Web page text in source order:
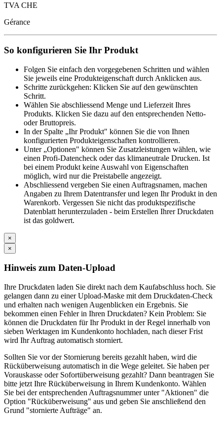
TVA CHE
Gérance
So konfigurieren Sie Ihr Produkt
Folgen Sie einfach den vorgegebenen Schritten und wählen
Sie jeweils eine Produkteigenschaft durch Anklicken aus.
Schritte zurückgehen: Klicken Sie auf den gewünschten
Schritt.
Wählen Sie abschliessend Menge und Lieferzeit Ihres
Produkts. Klicken Sie dazu auf den entsprechenden Netto-
oder Bruttopreis.
In der Spalte „Ihr Produkt" können Sie die von Ihnen
konfigurierten Produkteigenschaften kontrollieren.
Unter „Optionen" können Sie Zusatzleistungen wählen, wie
einen Profi-Datencheck oder das klimaneutrale Drucken. Ist
bei einem Produkt keine Auswahl von Eigenschaften
möglich, wird nur die Preistabelle angezeigt.
Abschliessend vergeben Sie einen Auftragsnamen, machen
Angaben zu Ihrem Datentransfer und legen Ihr Produkt in den
Warenkorb. Vergessen Sie nicht das produktspezifische
Datenblatt herunterzuladen - beim Erstellen Ihrer Druckdaten
ist das goldwert.
×
×
Hinweis zum Daten-Upload
Ihre Druckdaten laden Sie direkt nach dem Kaufabschluss hoch. Sie
gelangen dann zu einer Upload-Maske mit dem Druckdaten-Check
und erhalten nach wenigen Augenblicken ein Ergebnis. Sie
bekommen einen Fehler in Ihren Druckdaten? Kein Problem: Sie
können die Druckdaten für Ihr Produkt in der Regel innerhalb von
sieben Werktagen im Kundenkonto hochladen, nach dieser Frist
wird Ihr Auftrag automatisch storniert.
Sollten Sie vor der Stornierung bereits gezahlt haben, wird die
Rücküberweisung automatisch in die Wege geleitet. Sie haben per
Vorauskasse oder Sofortüberweisung gezahlt? Dann beantragen Sie
bitte jetzt Ihre Rücküberweisung in Ihrem Kundenkonto. Wählen
Sie bei der entsprechenden Auftragsnummer unter "Aktionen" die
Option "Rücküberweisung" aus und geben Sie anschließend den
Grund "stornierte Aufträge" an.